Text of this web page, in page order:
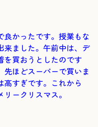
良かったです。授業もな
来ました。午前中は、デ
を買おうとしたのです
ほどスーパーで買いま
高すぎです。これから
ークリスマス。